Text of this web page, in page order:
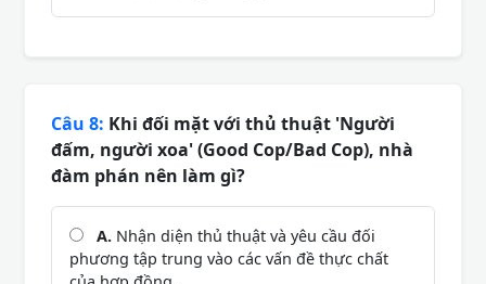
Câu 8: Khi đối mặt với thủ thuật 'Người
đấm, người xoa' (Good Cop/Bad Cop), nhà
đàm phán nên làm gì?
A. Nhận diện thủ thuật và yêu cầu đối
phương tập trung vào các vấn đề thực chất